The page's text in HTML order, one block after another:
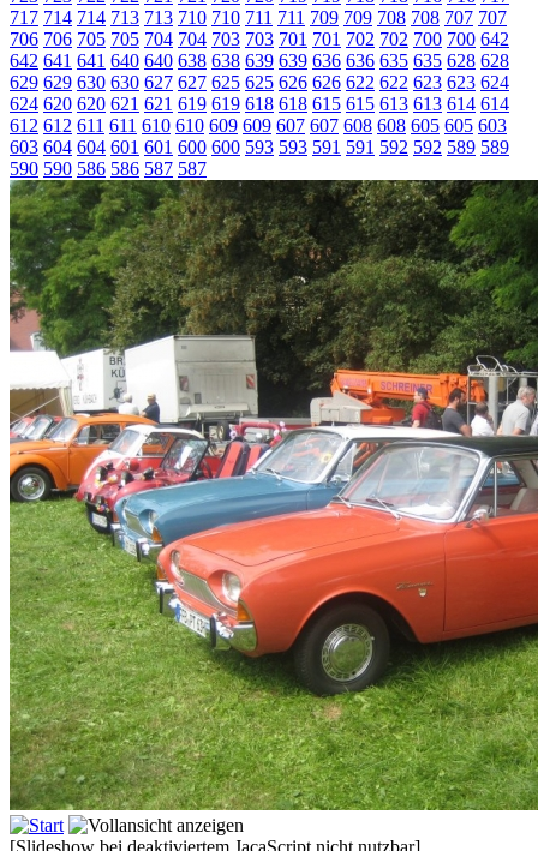
717 714 714 713 713 710 710 711 711 709 709 708 708 707 707
706 706 705 705 704 704 703 703 701 701 702 702 700 700 642
642 641 641 640 640 638 638 639 639 636 636 635 635 628 628
629 629 630 630 627 627 625 625 626 626 622 622 623 623 624
624 620 620 621 621 619 619 618 618 615 615 613 613 614 614
612 612 611 611 610 610 609 609 607 607 608 608 605 605 603
603 604 604 601 601 600 600 593 593 591 591 592 592 589 589
590 590 586 586 587 587
[Slideshow bei deaktiviertem JacaScript nicht nutzbar]